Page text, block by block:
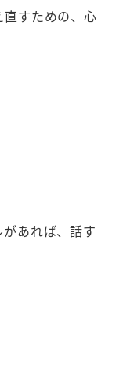
すための、心
あれば、話す